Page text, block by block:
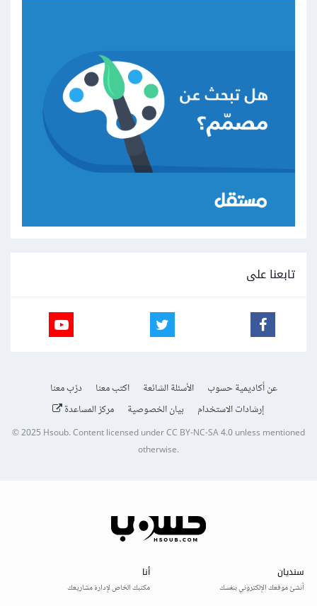
تابعنا على
عن أكاديمية حسوب الأسئلة الشائعة اكتب معنا
درّب معنا
إرشادات الاستخدام
بيان الخصوصية مركز المساعدة
© 2025Hsoub.Content licensed underCC BY-NC-SA 4.0unless mentioned
otherwise.